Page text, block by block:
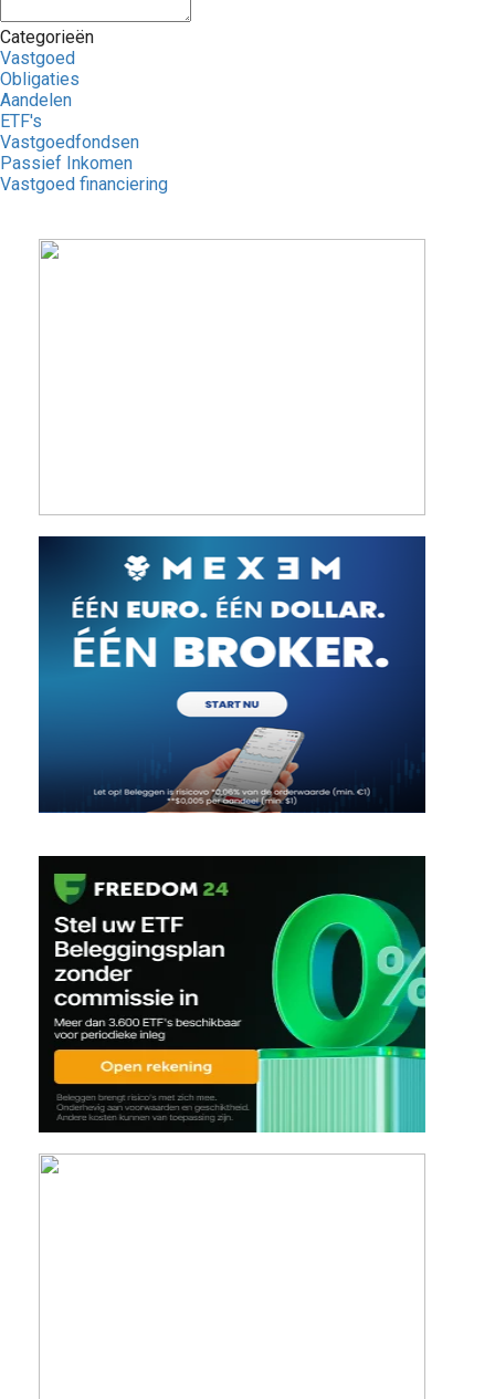
Categorieën
Vastgoed
Obligaties
Aandelen
ETF's
Vastgoedfondsen
Passief Inkomen
Vastgoed financiering